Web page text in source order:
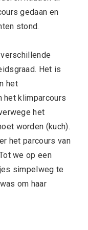
gedaan en
stond.
Het is
het
het klimparcours
het
worden (kuch).
het parcours van
we op een
simpelweg te
om haar